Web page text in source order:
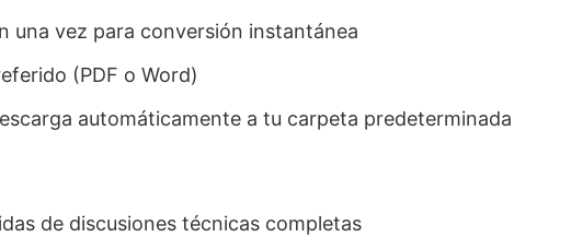
una vez para conversión instantánea
(PDF o Word)
automáticamente a tu carpeta predeterminada
de discusiones técnicas completas